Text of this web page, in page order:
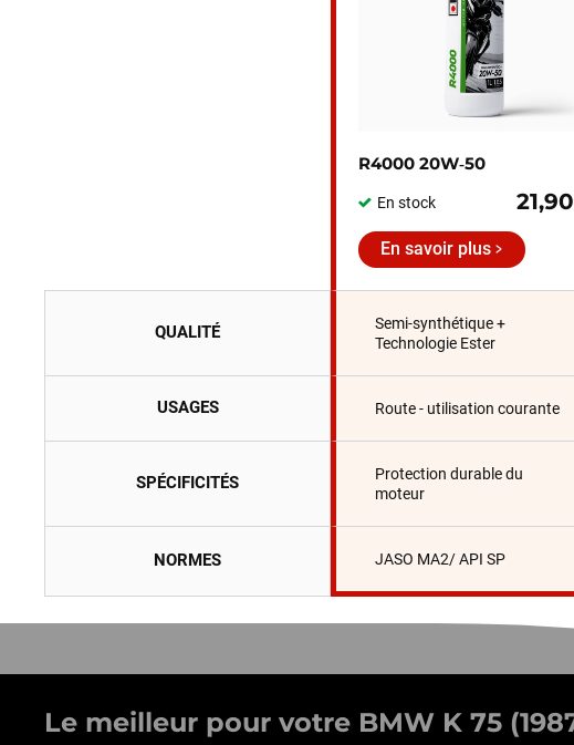
R4000 20W‑50
En stock
En savoir plus
QUALITÉ
Semi-synthétique +
Technologie Ester
USAGES Route - utilisation courante
SPÉCIFICITÉS
Protection durable du
moteur
NORMES JASO MA2/ API SP
Le meilleur pour votre BMW K 75